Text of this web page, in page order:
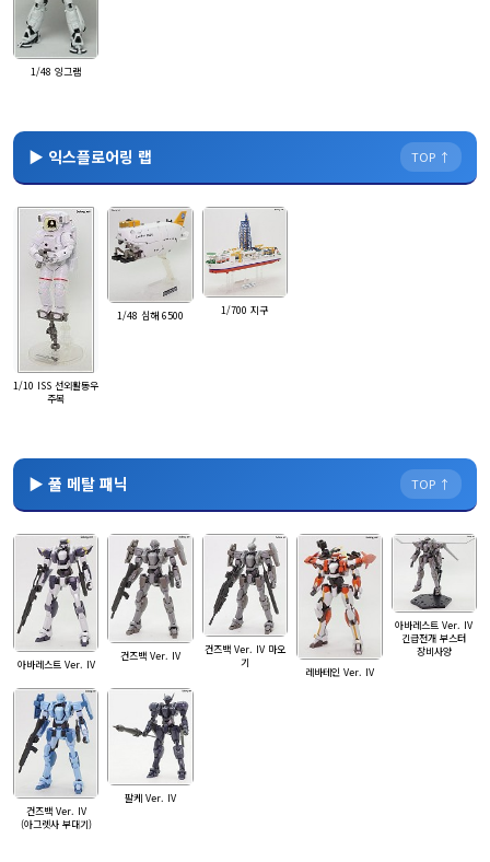
1/48 잉그램
▶ 익스플로어링 랩 TOP ↑
1/10 ISS 선외활동우
주복
1/48 심해 6500 1/700 지구
▶ 풀 메탈 패닉 TOP ↑
아바레스트 Ver. IV
건즈백 Ver. IV
건즈백 Ver. IV 마오
기
레바테인 Ver. IV
아바레스트 Ver. IV
긴급전개 부스터
장비사양
건즈백 Ver. IV
(아그렛사 부대기)
팔케 Ver. IV